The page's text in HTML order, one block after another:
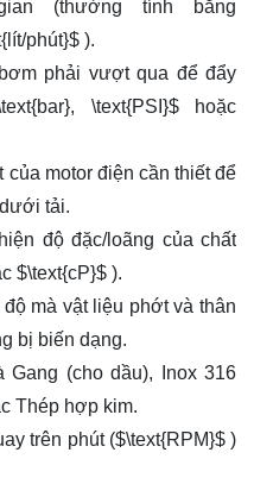
(thường tính bằng
phút}$ ).
phải vượt qua để đẩy
\text{PSI}$hoặc
của motor điện cần thiết để
tải.
độ đặc/loãng của chất
$\text{cP}$ ).
mà vật liệu phớt và thân
bị biến dạng.
(cho dầu), Inox 316
Thép hợp kim.
trên phút ($\text{RPM}$)